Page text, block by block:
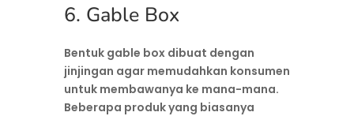
6. Gable Box
Bentuk gable box dibuat dengan
jinjingan agar memudahkan konsumen
untuk membawanya ke mana-mana.
Beberapa produk yang biasanya